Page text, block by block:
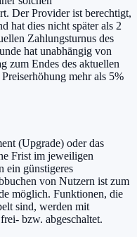
Der Provider ist berechtigt,
hat dies nicht später als 2
Zahlungsturnus des
hat unabhängig von
zum Endes des aktuellen
mehr als 5%
(Upgrade) oder das
Frist im jeweiligen
ein günstigeres
von Nutzern ist zum
möglich. Funktionen, die
sind, werden mit
bzw. abgeschaltet.